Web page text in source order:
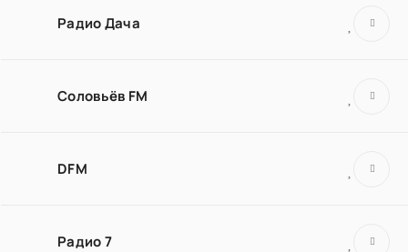
Радио Дача
Соловьёв FM
DFM
Радио 7